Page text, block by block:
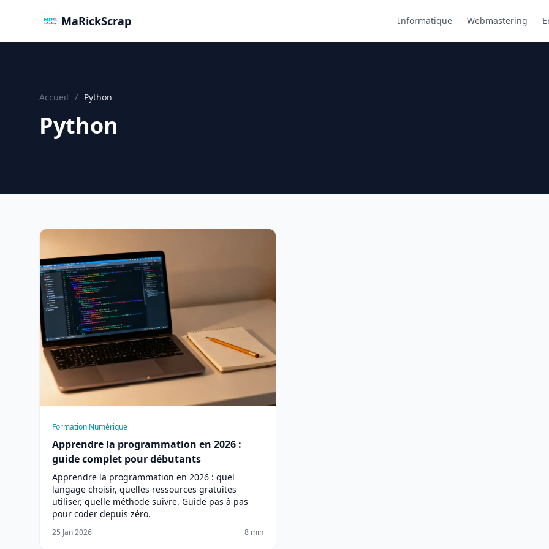
MaRickScrap Informatique Webmastering
Accueil / Python
Python
Formation Numérique
Apprendre la programmation en 2026 :
guide complet pour débutants
Apprendre la programmation en 2026 : quel
langage choisir, quelles ressources gratuites
utiliser, quelle méthode suivre. Guide pas à pas
pour coder depuis zéro.
25 Jan 2026 8 min